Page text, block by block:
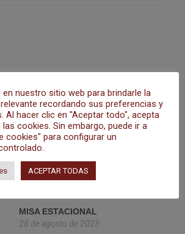
ÚLTIMAS NOTICIAS
MISA ESTACIONAL
28 de agosto de 2023
nuestro sitio web para brindarle la
recordando sus preferencias y
Al hacer clic en "Aceptar todo", acepta
las cookies. Sin embargo, puede ir a
cookies" para configurar un
ACEPTAR TODAS